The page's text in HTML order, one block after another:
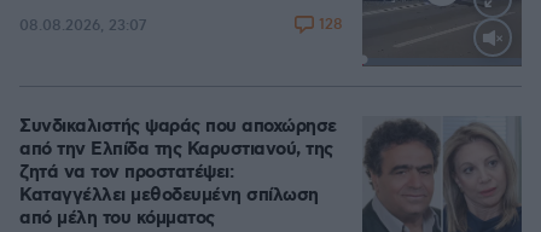
08.08.2026, 23:07 128
Συνδικαλιστής ψαράς που αποχώρησε
από την Ελπίδα της Καρυστιανού, της
ζητά να τον προστατέψει:
Καταγγέλλει μεθοδευμένη σπίλωση
από μέλη του κόμματος